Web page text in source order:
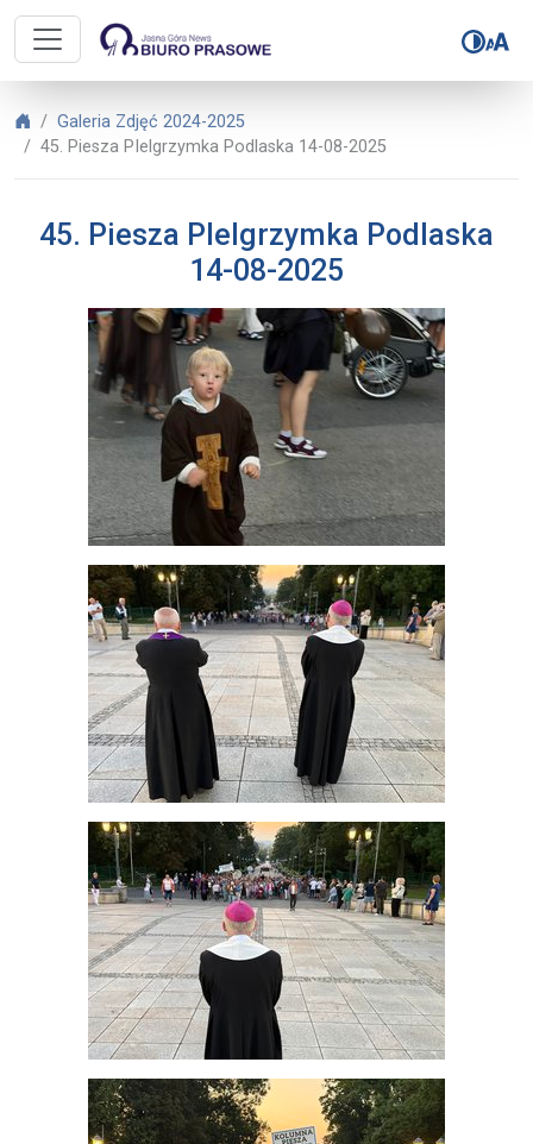
Biuro Prasowe Jasnej Góry – 45.
Biuro Prasowe Jasnej Góry
Galeria Zdjęć 2024-2025
45. Piesza PIelgrzymka Podlaska 14-08-2025
45. Piesza PIelgrzymka Podlaska
14-08-2025